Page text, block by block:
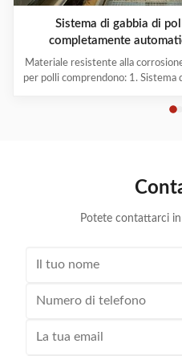
Sistema di gabbia di
completamente
resistente alla
Materiale resistente alla
per polli comprendono: 1. Sistema
bevuta 4. Sistema di pulizia del
Potete contattarci